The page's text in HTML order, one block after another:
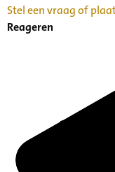
Stel een vraag of
Reageren